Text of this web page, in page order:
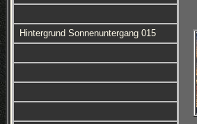
Hintergrund Sonnenuntergang 015